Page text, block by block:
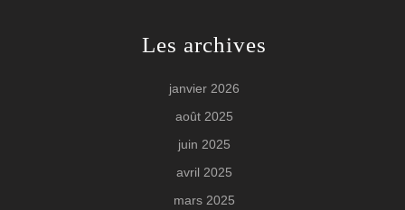
Les archives
janvier 2026
août 2025
juin 2025
avril 2025
mars 2025